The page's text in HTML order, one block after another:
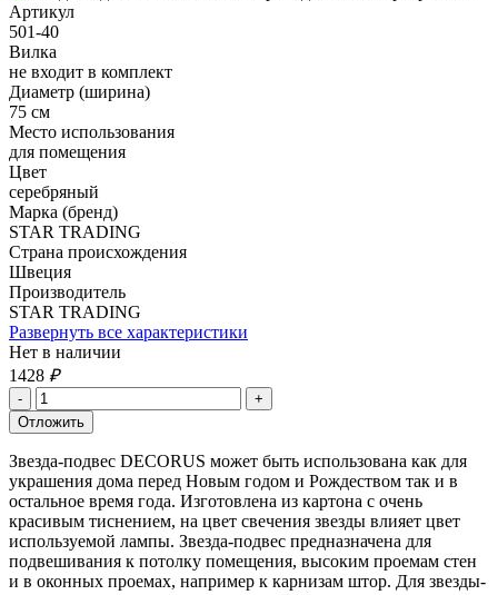
Артикул
501-40
Вилка
не входит в комплект
Диаметр (ширина)
75 см
Место использования
для помещения
Цвет
серебряный
Марка (бренд)
STAR TRADING
Страна происхождения
Швеция
Производитель
STAR TRADING
Развернуть все характеристики
Нет в наличии
1428 ₽
Звезда-подвес DECORUS может быть использована как для
украшения дома перед Новым годом и Рождеством так и в
остальное время года. Изготовлена из картона с очень
красивым тиснением, на цвет свечения звезды влияет цвет
используемой лампы. Звезда-подвес предназначена для
подвешивания к потолку помещения, высоким проемам стен
и в оконных проемах, например к карнизам штор. Для звезды-